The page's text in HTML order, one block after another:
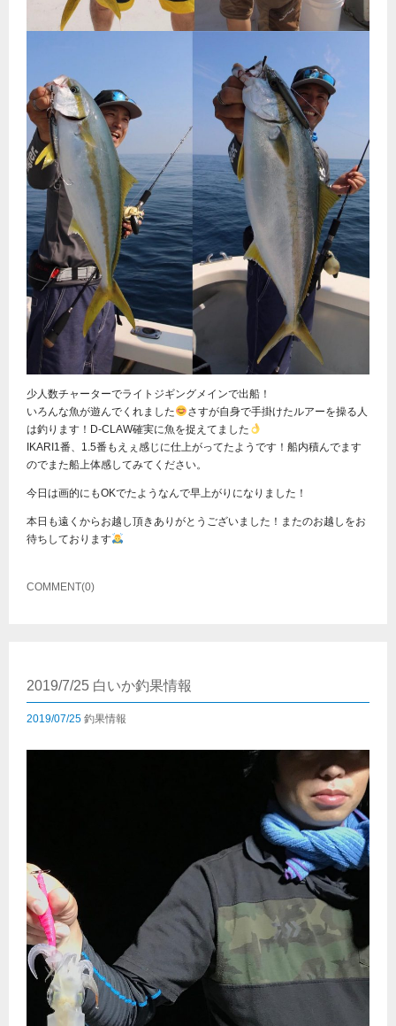
少人数チャーターでライトジギングメインで出船！
いろんな魚が遊んでくれました
さすが自身で手掛けたルアーを操る人
は釣ります！D-CLAW確実に魚を捉えてました
IKARI1番、1.5番もえぇ感じに仕上がってたようです！船内積んでます
のでまた船上体感してみてください。
今日は画的にもOKでたようなんで早上がりになりました！
本日も遠くからお越し頂きありがとうございました！またのお越しをお
待ちしております
COMMENT(0)
2019/7/25 白いか釣果情報
2019/07/25 釣果情報